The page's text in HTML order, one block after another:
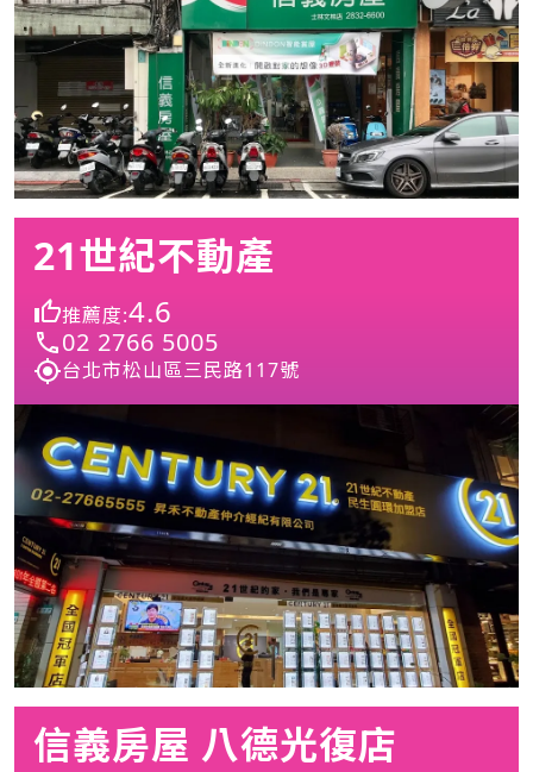
21世紀不動產
推薦度:4.6
02 2766 5005
台北市松山區三民路117號
信義房屋 八德光復店